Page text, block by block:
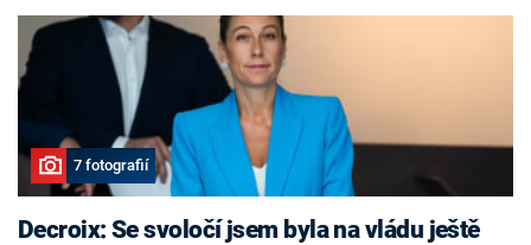
7 fotografií
Decroix: Se svoločí jsem byla na vládu ještě